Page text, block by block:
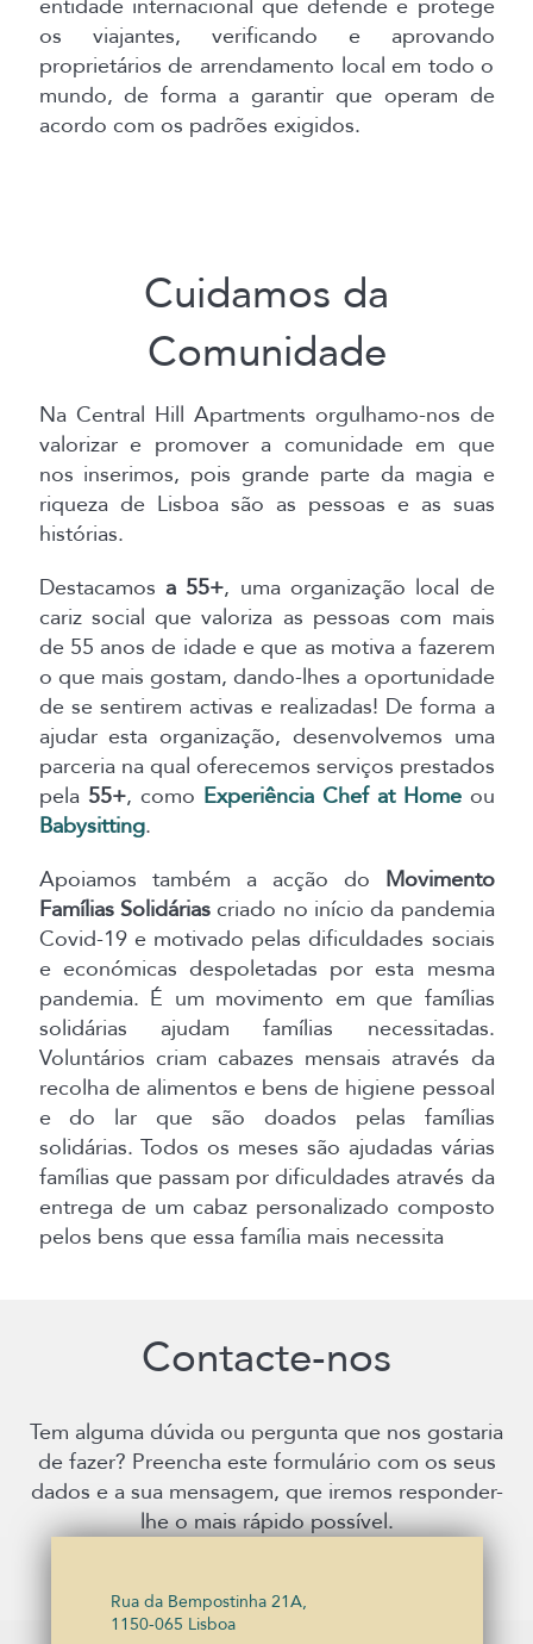
entidade internacional que defende e protege
os viajantes, verificando e aprovando
proprietários de arrendamento local em todo o
mundo, de forma a garantir que operam de
acordo com os padrões exigidos.
Cuidamos da
Comunidade
Na Central Hill Apartments orgulhamo-nos de
valorizar e promover a comunidade em que
nos inserimos, pois grande parte da magia e
riqueza de Lisboa são as pessoas e as suas
histórias.
Destacamos a 55+, uma organização local de
cariz social que valoriza as pessoas com mais
de 55 anos de idade e que as motiva a fazerem
o que mais gostam, dando-lhes a oportunidade
de se sentirem activas e realizadas! De forma a
ajudar esta organização, desenvolvemos uma
parceria na qual oferecemos serviços prestados
pela 55+, como Experiência Chef at Homeou
Babysitting.
Apoiamos também a acção do Movimento
Famílias Solidáriascriado no início da pandemia
Covid-19 e motivado pelas dificuldades sociais
e económicas despoletadas por esta mesma
pandemia. É um movimento em que famílias
solidárias ajudam famílias necessitadas.
Voluntários criam cabazes mensais através da
recolha de alimentos e bens de higiene pessoal
e do lar que são doados pelas famílias
solidárias. Todos os meses são ajudadas várias
famílias que passam por dificuldades através da
entrega de um cabaz personalizado composto
pelos bens que essa família mais necessita
Contacte-nos
Tem alguma dúvida ou pergunta que nos gostaria
de fazer? Preencha este formulário com os seus
dados e a sua mensagem, que iremos responder-
lhe o mais rápido possível.
Rua da Bempostinha 21A,
1150-065 Lisboa